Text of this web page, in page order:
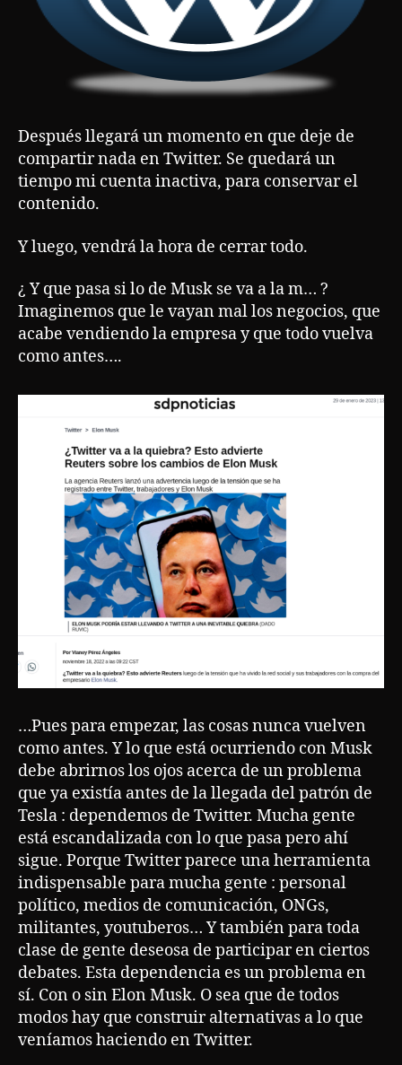
Después llegará un momento en que deje de
compartir nada en Twitter. Se quedará un
tiempo mi cuenta inactiva, para conservar el
contenido.
Y luego, vendrá la hora de cerrar todo.
¿ Y que pasa si lo de Musk se va a la m… ?
Imaginemos que le vayan mal los negocios, que
acabe vendiendo la empresa y que todo vuelva
como antes….
…Pues para empezar, las cosas nunca vuelven
como antes. Y lo que está ocurriendo con Musk
debe abrirnos los ojos acerca de un problema
que ya existía antes de la llegada del patrón de
Tesla : dependemos de Twitter. Mucha gente
está escandalizada con lo que pasa pero ahí
sigue. Porque Twitter parece una herramienta
indispensable para mucha gente : personal
político, medios de comunicación, ONGs,
militantes, youtuberos… Y también para toda
clase de gente deseosa de participar en ciertos
debates. Esta dependencia es un problema en
sí. Con o sin Elon Musk. O sea que de todos
modos hay que construir alternativas a lo que
veníamos haciendo en Twitter.